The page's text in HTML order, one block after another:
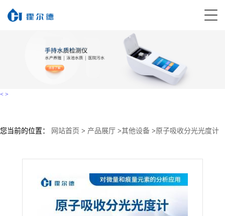
< >
您当前的位置： 网站首页 > 产品展厅 >其他设备 >原子吸收分光光度计